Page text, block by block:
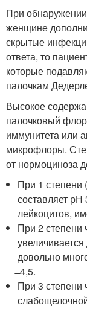
При обнаружении
женщине
скрытые
ответа, то
которые
палочкам
Высокое
палочковый
иммунитета или
микрофлоры.
от нормоциноза
При 1 степени
составляет рН
лейкоцитов,
При 2 степени
довольно
̶ 4,5.
При 3 степени